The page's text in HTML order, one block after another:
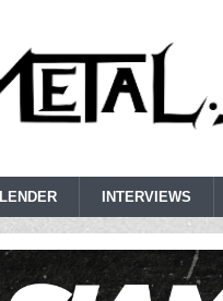
INTERVIEWS